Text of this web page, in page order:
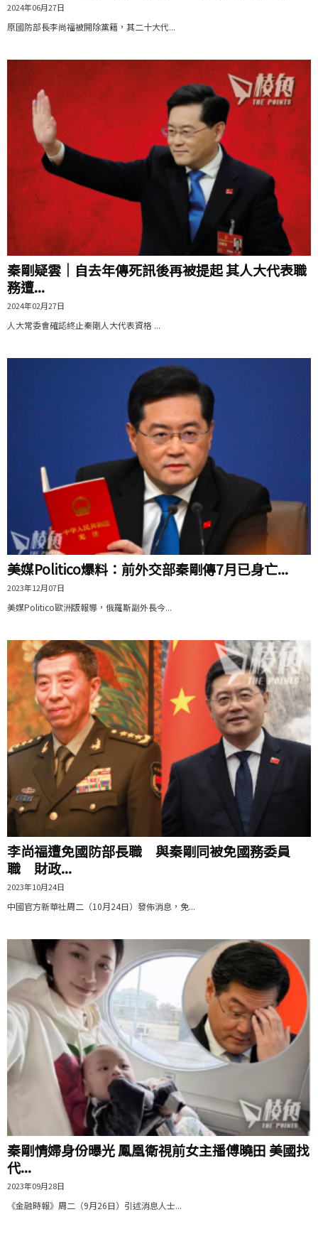
2024年06月27日
原國防部長李尚福被開除黨籍，其二十大代...
秦剛疑雲｜自去年傳死訊後再被提起 其人大代表職
務遭...
2024年02月27日
人大常委會確認終止秦剛人大代表資格 ...
美媒Politico爆料：前外交部秦剛傳7月已身亡...
2023年12月07日
美媒Politico歐洲版報導，俄羅斯副外長今...
李尚福遭免國防部長職 與秦剛同被免國務委員
職 財政...
2023年10月24日
中國官方新華社周二（10月24日）發佈消息，免...
秦剛情婦身份曝光 鳳凰衛視前女主播傅曉田 美國找
代...
2023年09月28日
《金融時報》周二（9月26日）引述消息人士...